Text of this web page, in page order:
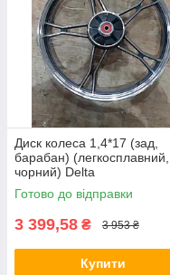
Диск колеса 1,4*17 (зад,
барабан) (легкосплавний,
чорний) Delta
Готово до відправки
3 399,58 ₴ 3 953 ₴
Купити